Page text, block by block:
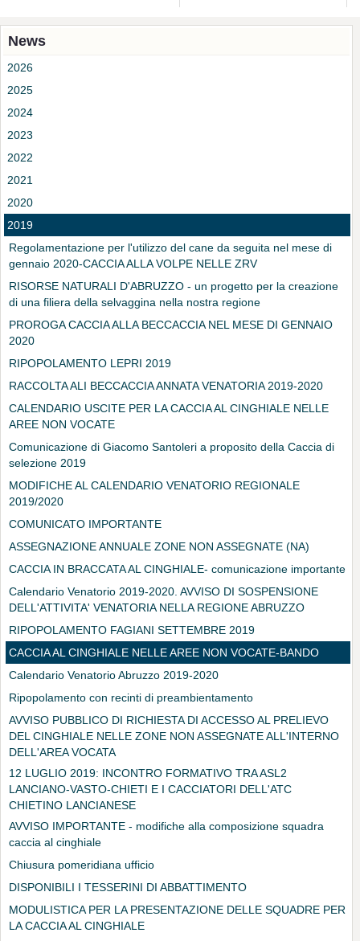
News
2026
2025
2024
2023
2022
2021
2020
2019
Regolamentazione per l'utilizzo del cane da seguita nel mese di
gennaio 2020-CACCIA ALLA VOLPE NELLE ZRV
RISORSE NATURALI D'ABRUZZO - un progetto per la creazione
di una filiera della selvaggina nella nostra regione
PROROGA CACCIA ALLA BECCACCIA NEL MESE DI GENNAIO
2020
RIPOPOLAMENTO LEPRI 2019
RACCOLTA ALI BECCACCIA ANNATA VENATORIA 2019-2020
CALENDARIO USCITE PER LA CACCIA AL CINGHIALE NELLE
AREE NON VOCATE
Comunicazione di Giacomo Santoleri a proposito della Caccia di
selezione 2019
MODIFICHE AL CALENDARIO VENATORIO REGIONALE
2019/2020
COMUNICATO IMPORTANTE
ASSEGNAZIONE ANNUALE ZONE NON ASSEGNATE (NA)
CACCIA IN BRACCATA AL CINGHIALE- comunicazione importante
Calendario Venatorio 2019-2020. AVVISO DI SOSPENSIONE
DELL'ATTIVITA' VENATORIA NELLA REGIONE ABRUZZO
RIPOPOLAMENTO FAGIANI SETTEMBRE 2019
CACCIA AL CINGHIALE NELLE AREE NON VOCATE-BANDO
Calendario Venatorio Abruzzo 2019-2020
Ripopolamento con recinti di preambientamento
AVVISO PUBBLICO DI RICHIESTA DI ACCESSO AL PRELIEVO
DEL CINGHIALE NELLE ZONE NON ASSEGNATE ALL'INTERNO
DELL'AREA VOCATA
12 LUGLIO 2019: INCONTRO FORMATIVO TRA ASL2
LANCIANO-VASTO-CHIETI E I CACCIATORI DELL'ATC
CHIETINO LANCIANESE
AVVISO IMPORTANTE - modifiche alla composizione squadra
caccia al cinghiale
Chiusura pomeridiana ufficio
DISPONIBILI I TESSERINI DI ABBATTIMENTO
MODULISTICA PER LA PRESENTAZIONE DELLE SQUADRE PER
LA CACCIA AL CINGHIALE